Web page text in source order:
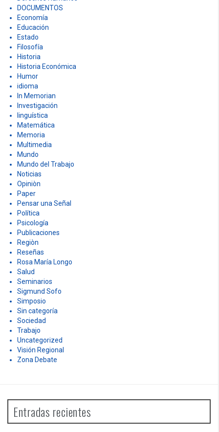
DOCUMENTOS
Economía
Educación
Estado
Filosofía
Historia
Historia Económica
Humor
idioma
In Memorian
Investigación
linguística
Matemática
Memoria
Multimedia
Mundo
Mundo del Trabajo
Noticias
Opiniòn
Paper
Pensar una Señal
Política
Psicología
Publicaciones
Regiòn
Reseñas
Rosa María Longo
Salud
Seminarios
Sigmund Sofo
Simposio
Sin categoría
Sociedad
Trabajo
Uncategorized
Visión Regional
Zona Debate
Entradas recientes